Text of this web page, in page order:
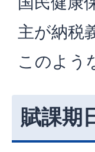
主が納税
このよう
賦課期